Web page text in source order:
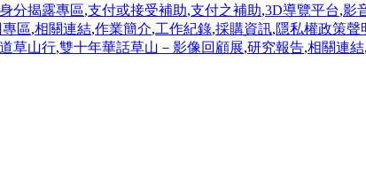
分揭露專區,支付或接受補助,支付之補助,3D導覽平台,影
專區,相關連結,作業簡介,工作紀錄,採購資訊,隱私權政策聲
草山行,雙十年華話草山－影像回顧展,研究報告,相關連結,